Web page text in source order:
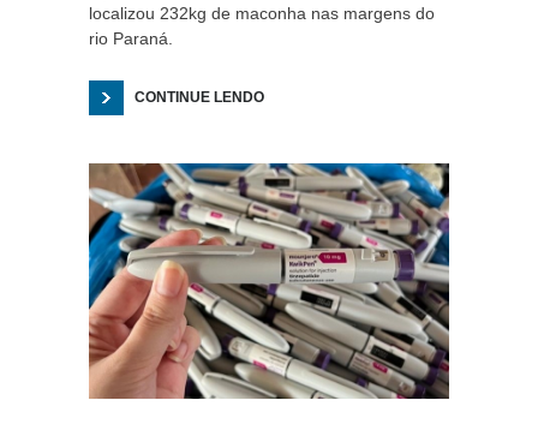
localizou 232kg de maconha nas margens do
rio Paraná.
CONTINUE LENDO